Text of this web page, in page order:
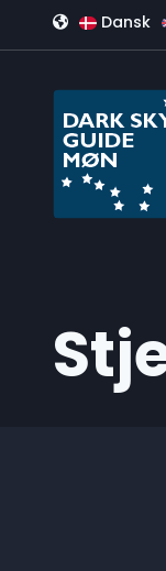
Direkt zum Inhalt
Dansk